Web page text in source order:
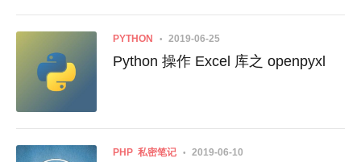
PYTHON 2019-06-25
Python 操作 Excel 库之 openpyxl
PHP 私密笔记 2019-06-10